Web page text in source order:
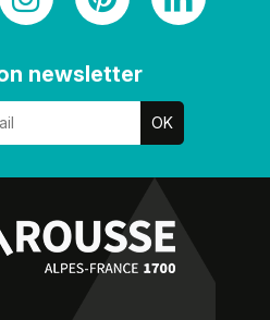
newsletter